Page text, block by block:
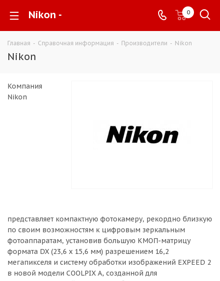
Nikon - 0
Главная - Справочная информация - Производители - Nikon
Nikon
Компания
Nikon
представляет компактную фотокамеру, рекордно близкую
по своим возможностям к цифровым зеркальным
фотоаппаратам, установив большую КМОП-матрицу
формата DX (23,6 х 15,6 мм) разрешением 16,2
мегапикселя и систему обработки изображений EXPEED 2
в новой модели COOLPIX A, созданной для